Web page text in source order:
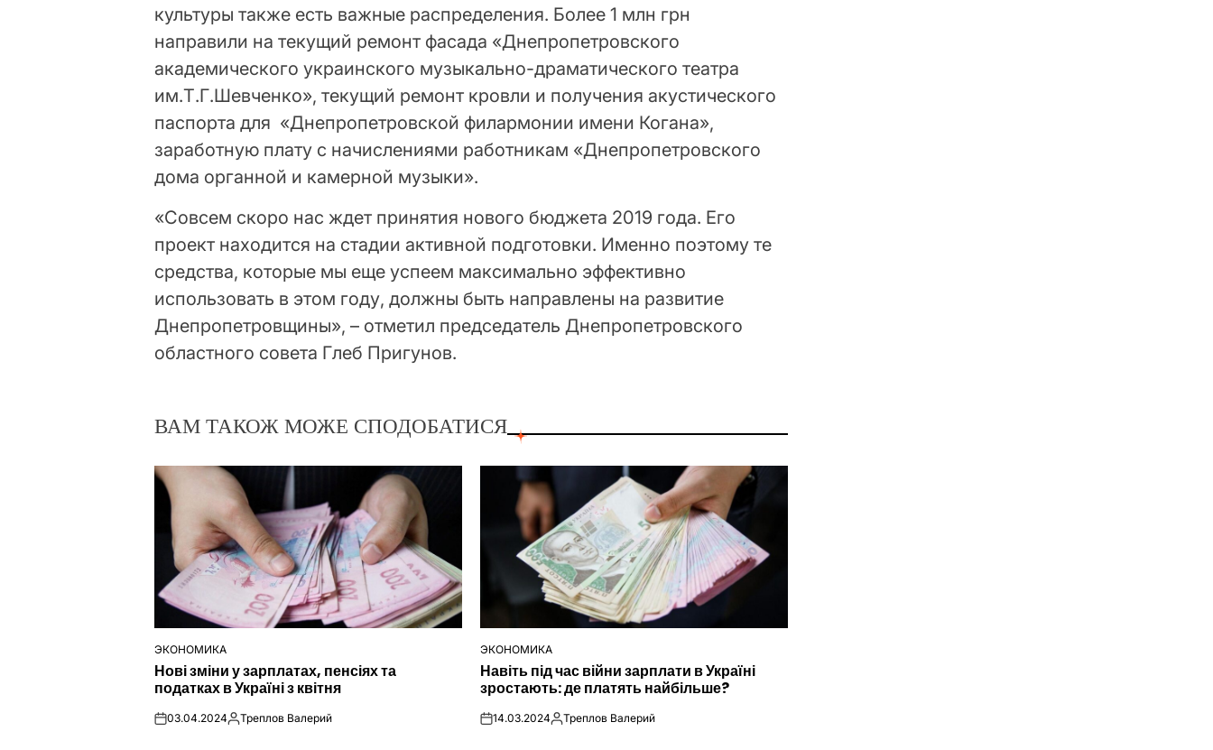
культуры также есть важные распределения. Более 1 млн грн
направили на текущий ремонт фасада «Днепропетровского
академического украинского музыкально-драматического театра
им.Т.Г.Шевченко», текущий ремонт кровли и получения акустического
паспорта для «Днепропетровской филармонии имени Когана»,
заработную плату с начислениями работникам «Днепропетровского
дома органной и камерной музыки».
«Совсем скоро нас ждет принятия нового бюджета 2019 года. Его
проект находится на стадии активной подготовки. Именно поэтому те
средства, которые мы еще успеем максимально эффективно
использовать в этом году, должны быть направлены на развитие
Днепропетровщины», – отметил председатель Днепропетровского
областного совета Глеб Пригунов.
ВАМ ТАКОЖ МОЖЕ СПОДОБАТИСЯ
ОПУБЛІКУВАТИ
У
ЭКОНОМИКА
Нові зміни у зарплатах, пенсіях та
податках в Україні з квітня
on03.04.2024Опубліковано
Треплов Валерий
ОПУБЛІКУВАТИ
У
ЭКОНОМИКА
Навіть під час війни зарплати в Україні
зростають: де платять найбільше?
on14.03.2024Опубліковано
Треплов Валерий